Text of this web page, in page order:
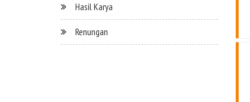
Hasil Karya
Renungan